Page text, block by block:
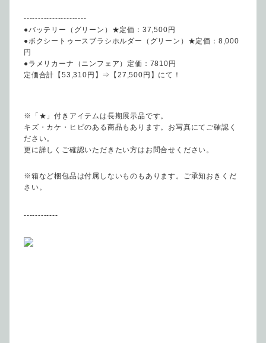
----------------------
●バッテリー（グリーン）★定価：37,500円
●ボクシートゥースブラシホルダー（グリーン）★定価：8,000
円
●ラメリカーナ（ニンフェア）定価：7810円
定価合計【53,310円】⇒【27,500円】にて！
※「★」付きアイテムは長期展示品です。
キズ・カケ・ヒビのある商品もあります。お写真にてご確認く
ださい。
更に詳しくご確認いただきたい方はお問合せください。
※箱など梱包品は付属しないものもあります。ご承知おきくだ
さい。
------------